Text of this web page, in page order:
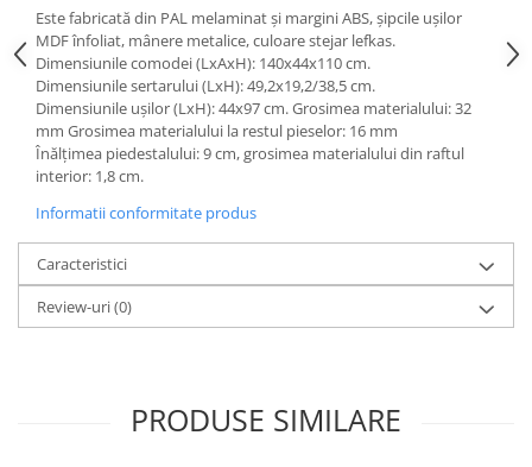
Paturi metalice
Paturi tapitate
Saltele
Seturi dormitoare complete
Suporturi saltea/Somiere/Gratii
pentru pat
Mobilier Hol/Cuiere
Banci pentru asteptare
Colectia casmir -seturi
cuiere/mobila hol Rai casmir
panouri tapitate
Este fabricată din PAL melaminat şi margini ABS, şipcile uşilor
MDF înfoliat, mânere metalice, culoare stejar lefkas.
Dimensiunile comodei (LxAxH): 140x44x110 cm.
Dimensiunile sertarului (LxH): 49,2x19,2/38,5 cm.
Dimensiunile uşilor (LxH): 44x97 cm. Grosimea materialului: 32
mm Grosimea materialului la restul pieselor: 16 mm
Înălţimea piedestalului: 9 cm, grosimea materialului din raftul
interior: 1,8 cm.
Informatii conformitate produs
Caracteristici
Review-uri(0)
PRODUSE SIMILARE